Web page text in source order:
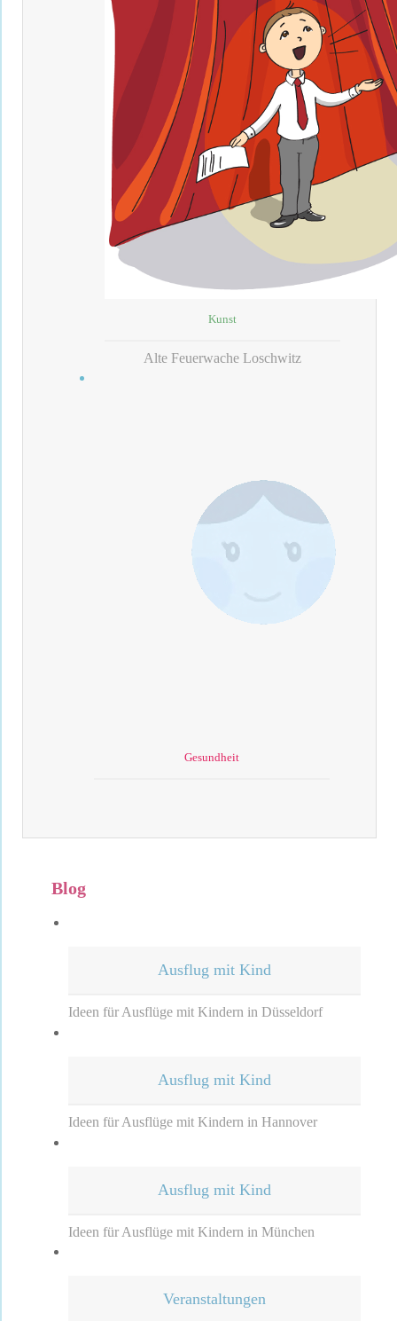
Kunst
Alte Feuerwache Loschwitz
Gesundheit
Blog
Ausflug mit Kind
Ideen für Ausflüge mit Kindern in Düsseldorf
Ausflug mit Kind
Ideen für Ausflüge mit Kindern in Hannover
Ausflug mit Kind
Ideen für Ausflüge mit Kindern in München
Veranstaltungen